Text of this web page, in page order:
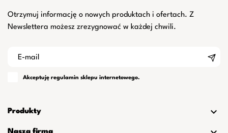
Otrzymuj informację o nowych produktach i ofertach. Z
Newslettera możesz zrezygnować w każdej chwili.
Akceptuję regulamin sklepu internetowego.
Produkty 